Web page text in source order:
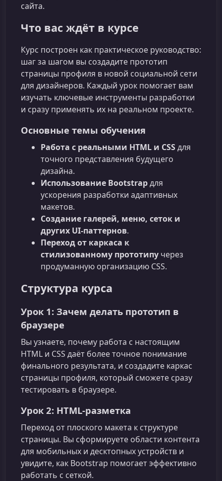
сайта.
Что вас ждёт в курсе
Курс построен как практическое руководство:
шаг за шагом вы создадите прототип
страницы профиля в новой социальной сети
для дизайнеров. Каждый урок помогает вам
изучать ключевые инструменты разработки
и сразу применять их на реальном проекте.
Основные темы обучения
Работа с реальными HTML и CSSдля
точного представления будущего
дизайна.
Использование Bootstrapдля
ускорения разработки адаптивных
макетов.
Создание галерей, меню, сеток и
других UI‑паттернов.
Переход от каркаса к
стилизованному прототипу через
продуманную организацию CSS.
Структура курса
Урок 1: Зачем делать прототип в
браузере
Вы узнаете, почему работа с настоящим
HTML и CSS даёт более точное понимание
финального результата, и создадите каркас
страницы профиля, который сможете сразу
тестировать в браузере.
Урок 2: HTML‑разметка
Переход от плоского макета к структуре
страницы. Вы сформируете области контента
для мобильных и десктопных устройств и
увидите, как Bootstrap помогает эффективно
работать с сеткой.